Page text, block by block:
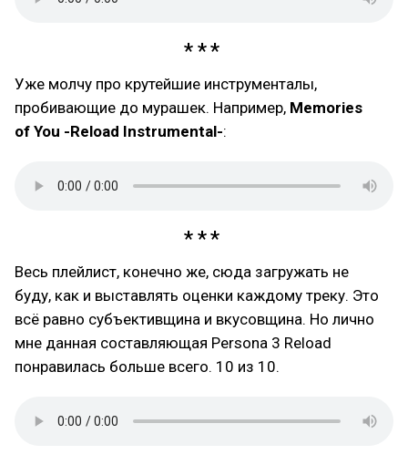
Уже молчу про крутейшие инструменталы,
пробивающие до мурашек. Например, Memories
of You -Reload Instrumental-:
Весь плейлист, конечно же, сюда загружать не
буду, как и выставлять оценки каждому треку. Это
всё равно субъективщина и вкусовщина. Но лично
мне данная составляющая Persona 3 Reload
понравилась больше всего. 10 из 10.